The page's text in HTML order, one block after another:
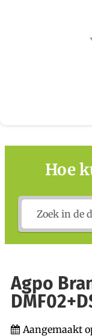
Hoe
Agpo
Aangemaakt